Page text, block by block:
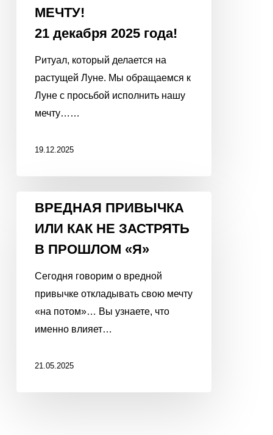
МЕЧТУ!
21 декабря 2025 года!
Ритуал, который делается на
растущей Луне. Мы обращаемся к
Луне с просьбой исполнить нашу
мечту……
19.12.2025
ПРИВЫЧКА
ИЛИ
ВРЕДНАЯ ПРИВЫЧКА
ИЛИ КАК НЕ ЗАСТРЯТЬ
В ПРОШЛОМ «Я»
Сегодня говорим о вредной
привычке откладывать свою мечту
«на потом»… Вы узнаете, что
именно влияет…
21.05.2025